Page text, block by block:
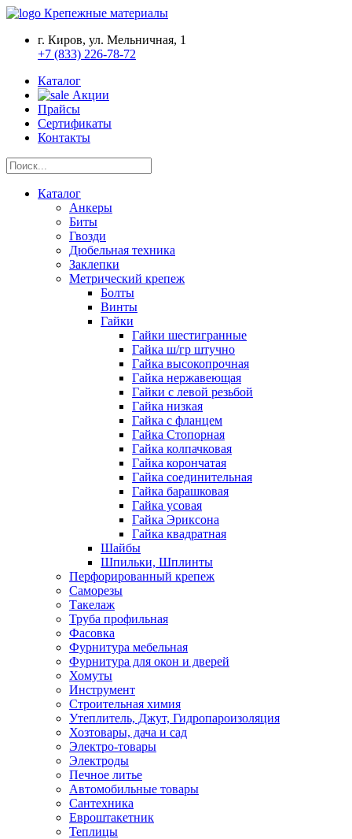
Крепежные материалы
г. Киров, ул. Мельничная, 1
+7 (833) 226-78-72
Каталог
Акции
Прайсы
Сертификаты
Контакты
Каталог
Анкеры
Биты
Гвозди
Дюбельная техника
Заклепки
Метрический крепеж
Болты
Винты
Гайки
Гайки шестигранные
Гайка ш/гр штучно
Гайка высокопрочная
Гайка нержавеющая
Гайки с левой резьбой
Гайка низкая
Гайка с фланцем
Гайка Стопорная
Гайка колпачковая
Гайка корончатая
Гайка соединительная
Гайка барашковая
Гайка усовая
Гайка Эриксона
Гайка квадратная
Шайбы
Шпильки, Шплинты
Перфорированный крепеж
Саморезы
Такелаж
Труба профильная
Фасовка
Фурнитура мебельная
Фурнитура для окон и дверей
Хомуты
Инструмент
Строительная химия
Утеплитель, Джут, Гидропароизоляция
Хозтовары, дача и сад
Электро-товары
Электроды
Печное литье
Автомобильные товары
Сантехника
Евроштакетник
Теплицы